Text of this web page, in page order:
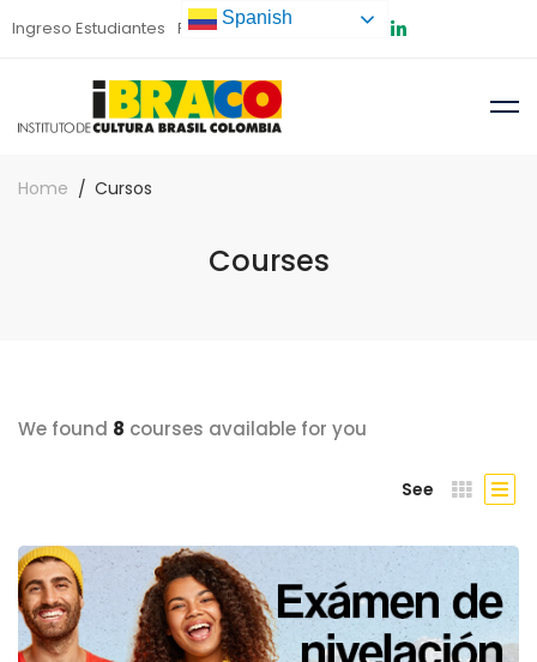
Ingreso Estudiantes Preinscripción
Home Cursos
Courses
We found 8 courses available for you
See
Spanish